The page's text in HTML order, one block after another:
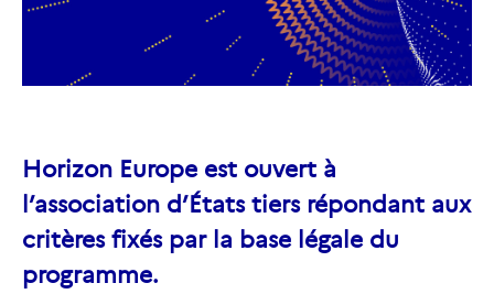
Horizon Europe est ouvert à
l’association d’États tiers répondant aux
critères fixés par la base légale du
programme.